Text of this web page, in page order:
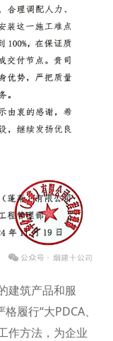
建筑产品和服
履行“大PDCA、
作方法，为企业